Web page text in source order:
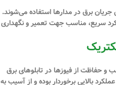
جریان برق در مدارها استفاده می‌شوند.
سریع، مناسب جهت تعمیر و نگهداری
و حفاظت از فیوزها در تابلوهای برق
بالایی برخوردار بوده و از آسیب به